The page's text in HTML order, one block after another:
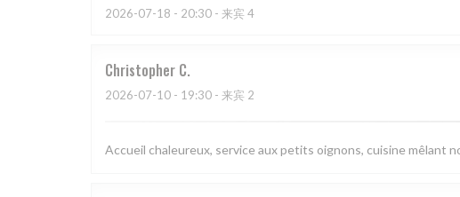
2026-07-18 - 20:30 - 来宾 4
Christopher C
2026-07-10 - 19:30 - 来宾 2
Accueil chaleureux, service aux petits oignons, cuisine mêlant